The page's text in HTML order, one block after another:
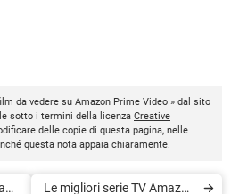
da vedere su Amazon Prime Video » dal sito
sotto i termini della licenza Creative
delle copie di questa pagina, nelle
questa nota appaia chiaramente.
Le migliori serie TV Amazon